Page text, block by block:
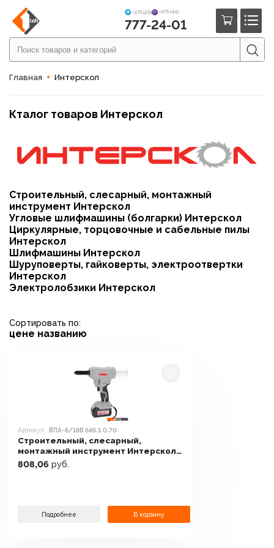
+375 (29) +375 (44)
777-24-01
Главная Интерскол
Кталог товаров Интерскол
Строительный, слесарный, монтажный
инструмент Интерскол
Угловые шлифмашины (болгарки) Интерскол
Циркулярные, торцовочные и сабельные пилы
Интерскол
Шлифмашины Интерскол
Шуруповерты, гайковерты, электроотвертки
Интерскол
Электролобзики Интерскол
Сортировать по:
цене названию
Артикул: ВПА-6/18В 646.1.0.70
Строительный, слесарный,
монтажный инструмент Интерскол
ВПА-6/18В 646.1.0.70
808,06 руб.
Подробнее В корзину